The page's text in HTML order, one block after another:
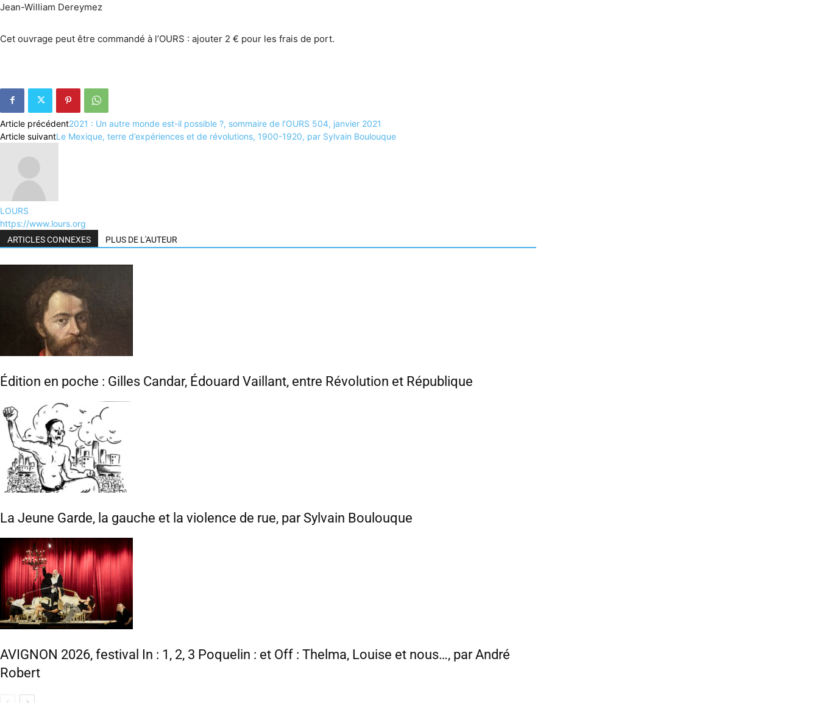
Jean-William Dereymez
Cet ouvrage peut être commandé à l’OURS : ajouter 2 € pour les frais de port.
Article précédent2021 : Un autre monde est-il possible ?, sommaire de l’OURS 504, janvier 2021
Article suivantLe Mexique, terre d’expériences et de révolutions, 1900-1920, par Sylvain Boulouque
LOURS
https://www.lours.org
ARTICLES CONNEXES PLUS DE L'AUTEUR
Édition en poche : Gilles Candar, Édouard Vaillant, entre Révolution et République
La Jeune Garde, la gauche et la violence de rue, par Sylvain Boulouque
AVIGNON 2026, festival In : 1, 2, 3 Poquelin : et Off : Thelma, Louise et nous…, par André
Robert